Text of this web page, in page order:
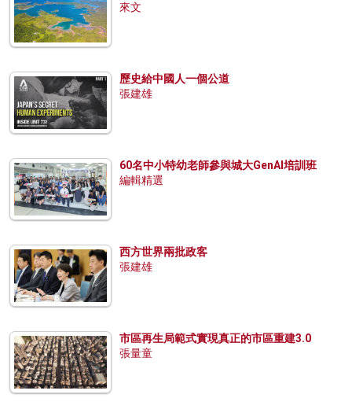
來文
歷史給中國人一個公道
張建雄
60名中小特幼老師參與城大GenAI培訓班
編輯精選
西方世界兩批政客
張建雄
市區再生局範式實現真正的市區重建3.0
張量童